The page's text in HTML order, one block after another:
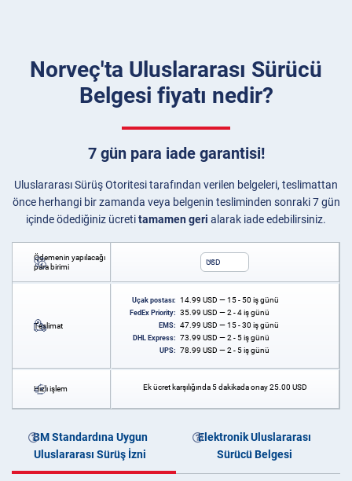
Norveç'ta Uluslararası Sürücü
Belgesi fiyatı nedir?
7 gün para iade garantisi!
Uluslararası Sürüş Otoritesi tarafından verilen belgeleri, teslimattan
önce herhangi bir zamanda veya belgenin tesliminden sonraki 7 gün
içinde ödediğiniz ücretitamamen geri alarak iade edebilirsiniz.
Ödemenin yapılacağı
para birimi
USD
Teslimat
Uçak postası: 14.99 USD — 15 - 50 iş günü
FedEx Priority: 35.99 USD — 2 - 4 iş günü
EMS: 47.99 USD — 15 - 30 iş günü
DHL Express: 73.99 USD — 2 - 5 iş günü
UPS: 78.99 USD — 2 - 5 iş günü
Hızlı işlem Ek ücret karşılığında 5 dakikada onay25.00 USD
BM Standardına Uygun
Uluslararası Sürüş İzni
Elektronik Uluslararası
Sürücü Belgesi